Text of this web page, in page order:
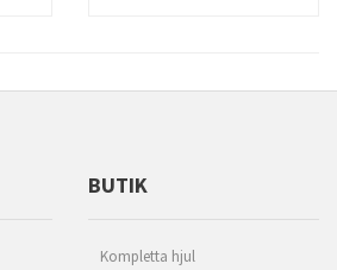
BUTIK
Kompletta hjul